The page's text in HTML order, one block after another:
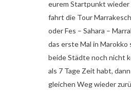
eurem Startpunkt wieder
fahrt die Tour Marrakesch
oder Fes – Sahara –
das erste Mal in Marokko
beide Städte noch nicht
als 7 Tage Zeit habt,
gleichen Weg wieder